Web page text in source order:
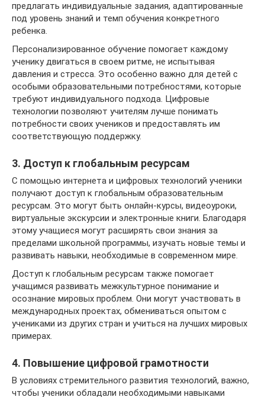
предлагать индивидуальные задания, адаптированные
под уровень знаний и темп обучения конкретного
ребенка.
Персонализированное обучение помогает каждому
ученику двигаться в своем ритме, не испытывая
давления и стресса. Это особенно важно для детей с
особыми образовательными потребностями, которые
требуют индивидуального подхода. Цифровые
технологии позволяют учителям лучше понимать
потребности своих учеников и предоставлять им
соответствующую поддержку.
3. Доступ к глобальным ресурсам
С помощью интернета и цифровых технологий ученики
получают доступ к глобальным образовательным
ресурсам. Это могут быть онлайн-курсы, видеоуроки,
виртуальные экскурсии и электронные книги. Благодаря
этому учащиеся могут расширять свои знания за
пределами школьной программы, изучать новые темы и
развивать навыки, необходимые в современном мире.
Доступ к глобальным ресурсам также помогает
учащимся развивать межкультурное понимание и
осознание мировых проблем. Они могут участвовать в
международных проектах, обмениваться опытом с
учениками из других стран и учиться на лучших мировых
примерах.
4. Повышение цифровой грамотности
В условиях стремительного развития технологий, важно,
чтобы ученики обладали необходимыми навыками